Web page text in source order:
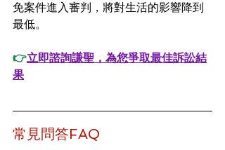
免案件進入審判，將對生活的影響降到
最低。
👉立即諮詢謙聖，為您爭取最佳訴訟結
果
常見問答FAQ